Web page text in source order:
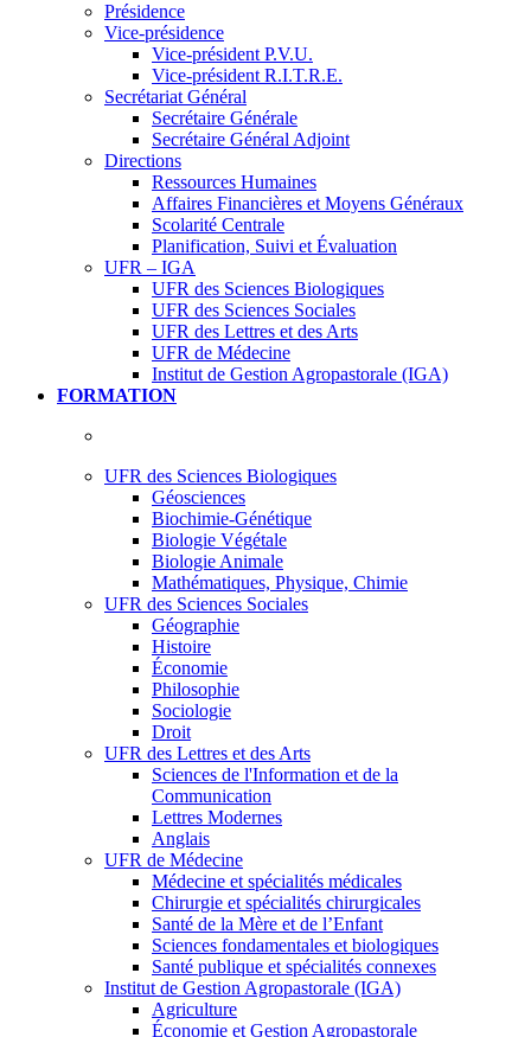
Présidence
Vice-présidence
Vice-président P.V.U.
Vice-président R.I.T.R.E.
Secrétariat Général
Secrétaire Générale
Secrétaire Général Adjoint
Directions
Ressources Humaines
Affaires Financières et Moyens Généraux
Scolarité Centrale
Planification, Suivi et Évaluation
UFR – IGA
UFR des Sciences Biologiques
UFR des Sciences Sociales
UFR des Lettres et des Arts
UFR de Médecine
Institut de Gestion Agropastorale (IGA)
FORMATION
UFR des Sciences Biologiques
Géosciences
Biochimie-Génétique
Biologie Végétale
Biologie Animale
Mathématiques, Physique, Chimie
UFR des Sciences Sociales
Géographie
Histoire
Économie
Philosophie
Sociologie
Droit
UFR des Lettres et des Arts
Sciences de l'Information et de la
Communication
Lettres Modernes
Anglais
UFR de Médecine
Médecine et spécialités médicales
Chirurgie et spécialités chirurgicales
Santé de la Mère et de l’Enfant
Sciences fondamentales et biologiques
Santé publique et spécialités connexes
Institut de Gestion Agropastorale (IGA)
Agriculture
Économie et Gestion Agropastorale